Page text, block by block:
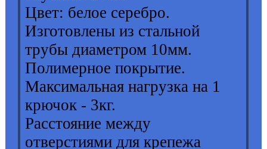
Цвет: белое серебро.
Изготовлены из стальной
трубы диаметром 10мм.
Полимерное покрытие.
Максимальная нагрузка на 1
крючок - 3кг.
Расстояние между
отверстиями для крепежа